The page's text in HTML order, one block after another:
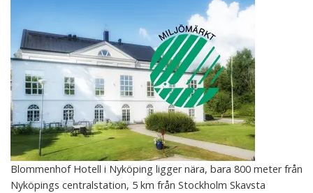
Blommenhof Hotell i Nyköping ligger nära, bara 800 meter från
Nyköpings centralstation, 5 km från Stockholm Skavsta